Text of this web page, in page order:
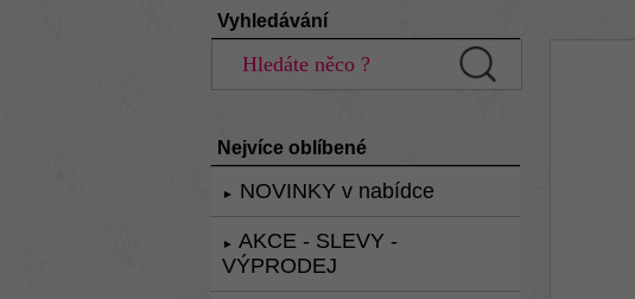
Vyhledávání
Nejvíce oblíbené
► NOVINKY v nabídce
►
AKCE - SLEVY -
VÝPRODEJ